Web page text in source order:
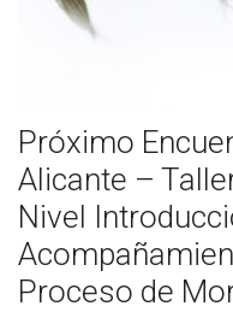
Próximo
Alicante –
Nivel
Proceso de